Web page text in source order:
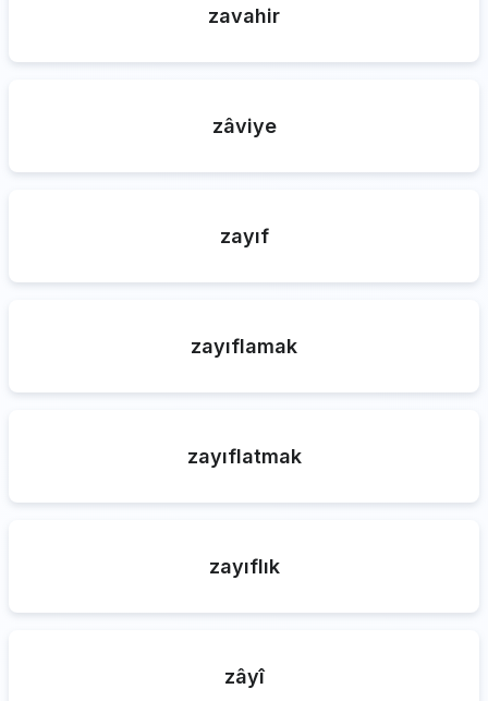
zavahir
zâviye
zayıf
zayıflamak
zayıflatmak
zayıflık
zâyî